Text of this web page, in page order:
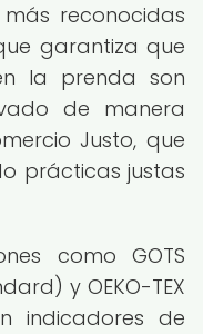
reconocidas
garantiza que
la prenda son
de manera
Justo, que
prácticas justas
como GOTS
y OEKO-TEX
indicadores de